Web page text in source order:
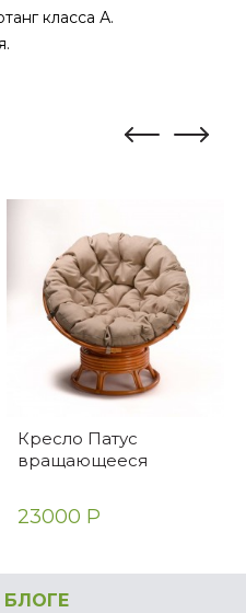
класса А.
Кресло Патус
вращающееся
23000 Р